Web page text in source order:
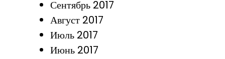
Сентябрь 2017
Август 2017
Июль 2017
Июнь 2017